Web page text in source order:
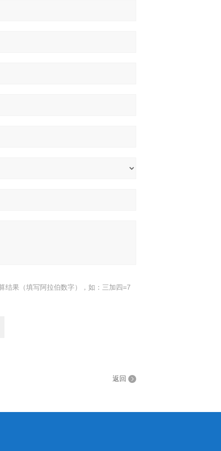
结果（填写阿拉伯数字），如：三加四=7
返回